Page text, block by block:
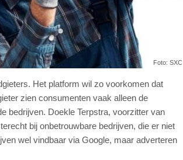
Foto: SXC
Het platform wil zo voorkomen dat
zien consumenten vaak alleen de
bedrijven. Doekle Terpstra, voorzitter van
bij onbetrouwbare bedrijven, die er niet
wel vindbaar via Google, maar adverteren